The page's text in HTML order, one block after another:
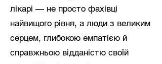
лікарі — не просто фахівці
найвищого рівня, а люди з великим
серцем, глибокою емпатією й
справжньою відданістю своїй